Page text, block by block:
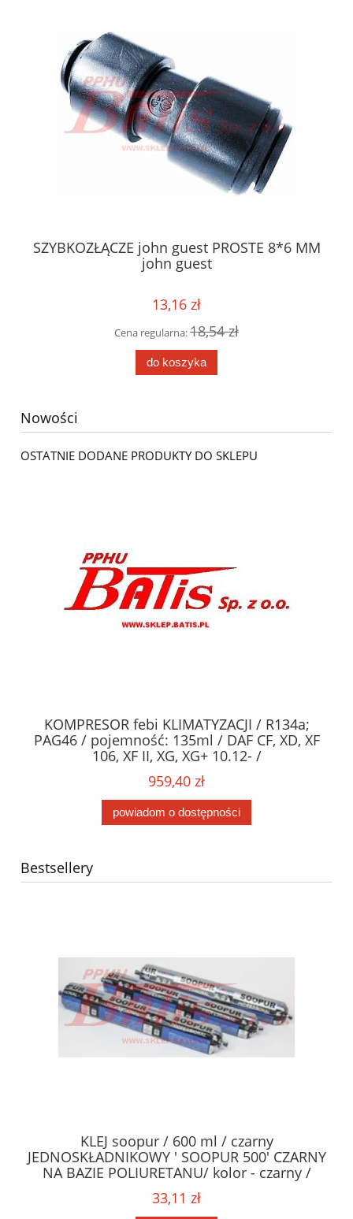
SZYBKOZŁĄCZE john guest PROSTE 8*6 MM
john guest
13,16 zł
Cena regularna:18,54 zł
do koszyka
Nowości
OSTATNIE DODANE PRODUKTY DO SKLEPU
KOMPRESOR febi KLIMATYZACJI / R134a;
PAG46 / pojemność: 135ml / DAF CF, XD, XF
106, XF II, XG, XG+ 10.12- /
959,40 zł
powiadom o dostępności
Bestsellery
KLEJ soopur / 600 ml / czarny
JEDNOSKŁADNIKOWY ' SOOPUR 500' CZARNY
NA BAZIE POLIURETANU/ kolor - czarny /
karton 20 szt. / pistolet do kleju 307730 /
33,11 zł